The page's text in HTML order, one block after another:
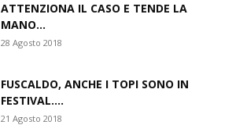
ATTENZIONA IL CASO E TENDE LA
MANO...
28 Agosto 2018
FUSCALDO, ANCHE I TOPI SONO IN
FESTIVAL….
21 Agosto 2018